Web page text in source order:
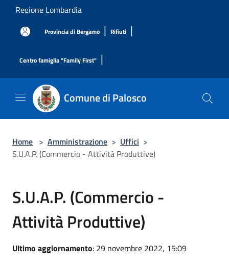
Salta al contenuto principale
Regione Lombardia
Provincia di Bergamo | Rifiuti |
Centro famiglia "Family First" |
Comune di Palosco
Home > Amministrazione > Uffici >
S.U.A.P. (Commercio - Attività Produttive)
S.U.A.P. (Commercio -
Attività Produttive)
Ultimo aggiornamento: 29 novembre 2022, 15:09